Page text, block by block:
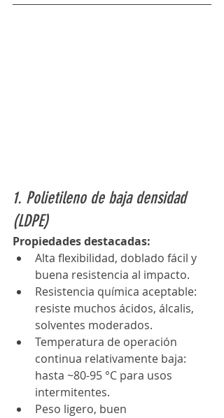
1. Polietileno de baja densidad
(LDPE)
Propiedades destacadas:
Alta flexibilidad, doblado fácil y
buena resistencia al impacto.
Resistencia química aceptable:
resiste muchos ácidos, álcalis,
solventes moderados.
Temperatura de operación
continua relativamente baja:
hasta ~80-95 °C para usos
intermitentes.
Peso ligero, buen